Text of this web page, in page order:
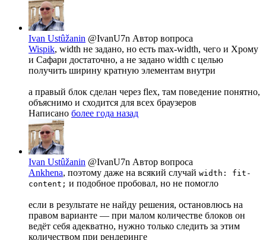
Ivan Ustûžanin @IvanU7n Автор вопроса
Wispik, width не задано, но есть max-width, чего и Хрому
и Сафари достаточно, а не задано width с целью
получить ширину кратную элементам внутри
а правый блок сделан через flex, там поведение понятно,
объяснимо и сходится для всех браузеров
Написано более года назад
Ivan Ustûžanin @IvanU7n Автор вопроса
Ankhena, поэтому даже на всякий случай width: fit-
content; и подобное пробовал, но не помогло
если в результате не найду решения, остановлюсь на
правом варианте — при малом количестве блоков он
ведёт себя адекватно, нужно только следить за этим
количеством при рендеринге